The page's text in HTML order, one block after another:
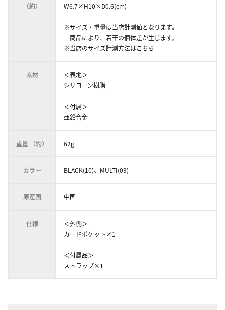
（約）
W6.7×H10×D0.6(cm)
※サイズ・重量は当店計測値となります。
商品により、若干の個体差が生じます。
※当店のサイズ計測方法はこちら
素材
＜表地＞
シリコーン樹脂
＜付属＞
亜鉛合金
重量 （約） 62g
カラー BLACK(10)、MULTI(03)
原産国 中国
仕様
＜外側＞
カードポケット×1
＜付属品＞
ストラップ×1